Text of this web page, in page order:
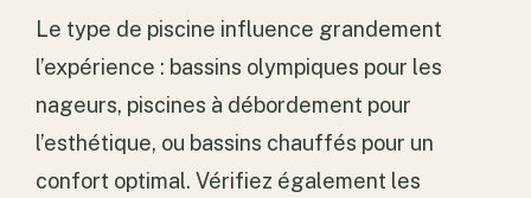
Le type de piscine influence grandement
l’expérience : bassins olympiques pour les
nageurs, piscines à débordement pour
l’esthétique, ou bassins chauffés pour un
confort optimal. Vérifiez également les